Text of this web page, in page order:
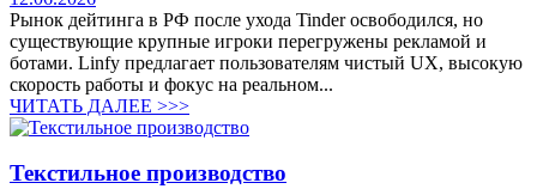
Рынок дейтинга в РФ после ухода Tinder освободился, но
существующие крупные игроки перегружены рекламой и
ботами. Linfy предлагает пользователям чистый UX, высокую
скорость работы и фокус на реальном...
ЧИТАТЬ ДАЛЕЕ >>>
Текстильное производство